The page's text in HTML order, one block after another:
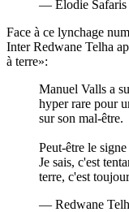
— Elodie Safaris
Face à ce lynchage
Inter Redwane Telha
à terre»:
Manuel Valls a
hyper rare pour
sur son mal-être.
Peut-être le
Je sais, c'est
terre, c'est
— Redwane